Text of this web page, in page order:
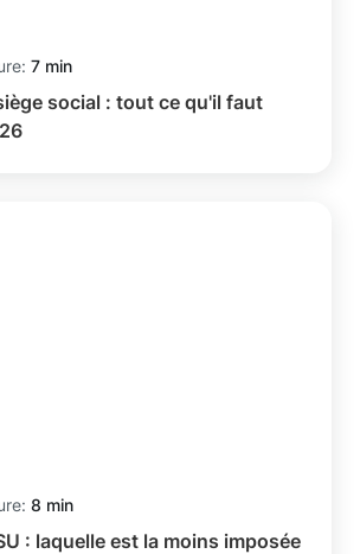
7 min
social : tout ce qu'il faut
8 min
: laquelle est la moins imposée